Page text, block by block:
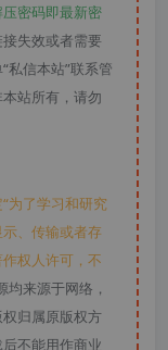
密码即最新密
接失效或者需要
私信本站”联系管
站所有，请勿
为了学习和研究
、传输或者存
权人许可，不
来源于网络，
归属原版权方
不能用作商业